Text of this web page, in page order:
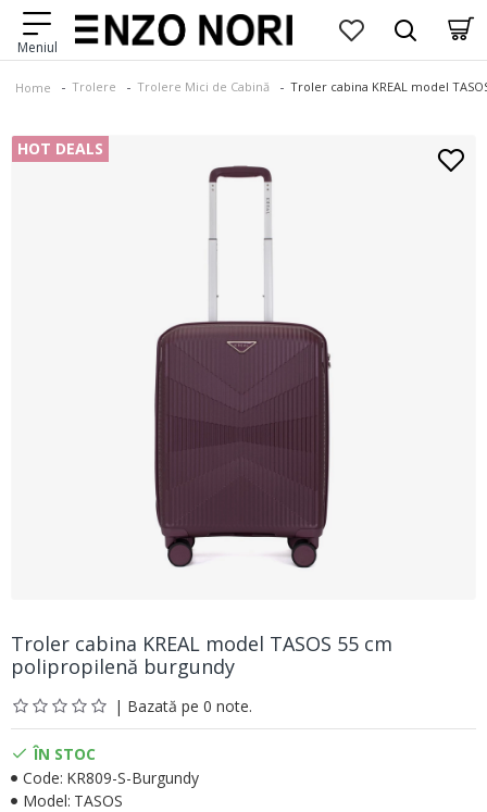
Home Trolere Trolere Mici de Cabină Troler cabina KREAL model
HOT DEALS
Troler cabina KREAL model TASOS 55 cm
polipropilenă burgundy
| Bazată pe 0 note.
ÎN STOC
Code: KR809-S-Burgundy
Model: TASOS